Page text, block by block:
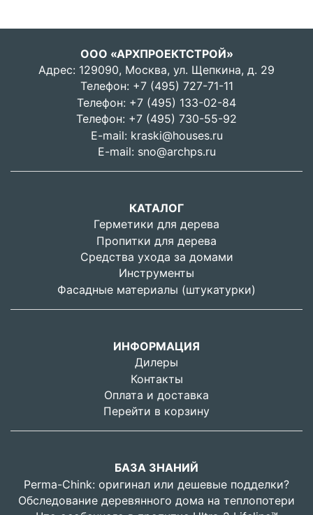
ООО «АРХПРОЕКТСТРОЙ»
Адрес: 129090, Москва, ул. Щепкина, д. 29
Телефон: +7 (495) 727-71-11
Телефон: +7 (495) 133-02-84
Телефон: +7 (495) 730-55-92
E-mail: kraski@houses.ru
E-mail: sno@archps.ru
КАТАЛОГ
Герметики для дерева
Пропитки для дерева
Средства ухода за домами
Инструменты
Фасадные материалы (штукатурки)
ИНФОРМАЦИЯ
Дилеры
Контакты
Оплата и доставка
Перейти в корзину
БАЗА ЗНАНИЙ
Perma-Chink: оригинал или дешевые подделки?
Обследование деревянного дома на теплопотери